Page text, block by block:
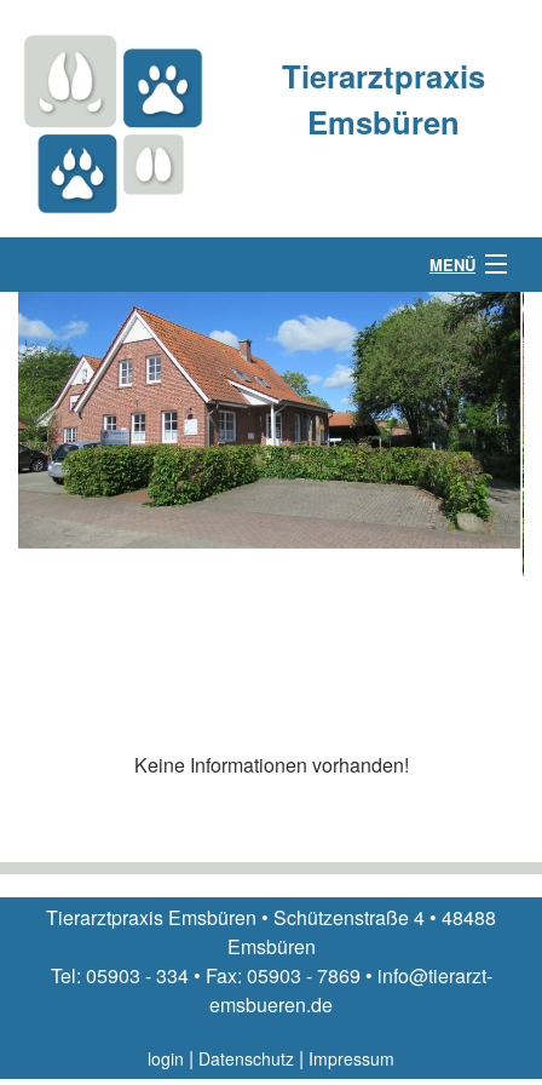
Tierarztpraxis
Emsbüren
MENÜ
Über uns
Kleintierpraxis
Großtierpraxis
Kontakt & Anfahrt
Keine Informationen vorhanden!
Tierarztpraxis Emsbüren • Schützenstraße 4 • 48488
Emsbüren
Tel: 05903 - 334 • Fax: 05903 - 7869 • info@tierarzt-
emsbueren.de
login | Datenschutz | Impressum